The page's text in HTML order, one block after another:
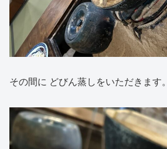
その間に どびん蒸しをいただきます。